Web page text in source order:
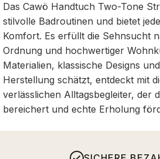
Das Cawö Handtuch Two-Tone
stilvolle Badroutinen und bietet
Komfort. Es erfüllt die Sehnsucht
Ordnung und hochwertiger
Materialien, klassische Designs
Herstellung schätzt, entdeckt mit
verlässlichen Alltagsbegleiter, der
bereichert und echte Erholung